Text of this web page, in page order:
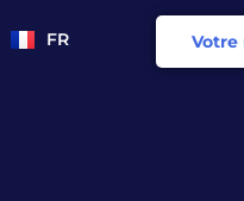
FR
EN Votre